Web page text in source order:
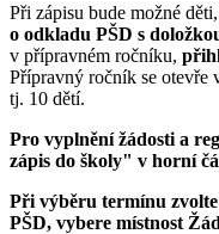
Při zápisu bude možné
o odkladu PŠD s
v přípravném ročníku,
Přípravný ročník se otevře
tj. 10 dětí.
Pro vyplnění žádosti a
zápis do školy" v horní
Při výběru termínu
PŠD, vybere místnost